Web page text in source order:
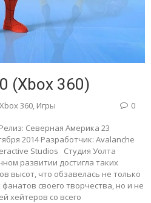
(Xbox 360)
Xbox 360, Игры 0
Северная Америка 23
2014 Разработчик: Avalanche
Studios Студия Уолта
развитии достигла таких
высот, что обзавелась не только
своего творчества, но и не
хейтеров со всего